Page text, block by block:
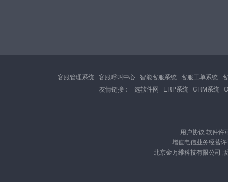
客服管理系统 客服呼叫中心 智能客服系统 客服工单系统
友情链接：
选软件网 ERP系统 CRM系统
用户协议 软件许
增值电信业务经营
北京金万维科技有限公司